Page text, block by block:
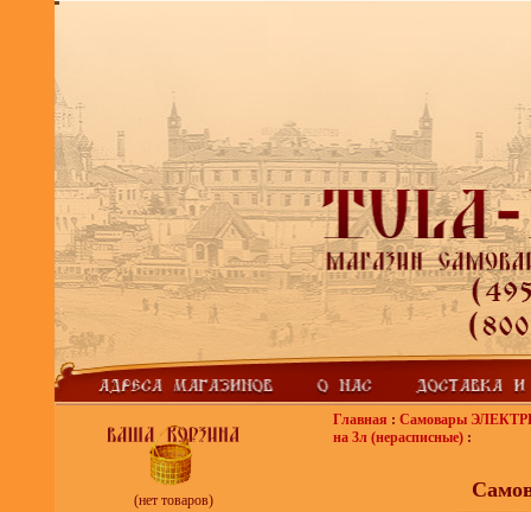
(нет товаров)
Главная : Самовары
на 3л (нерасписные) :